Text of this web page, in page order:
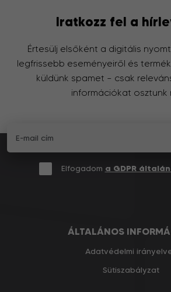
Iratkozz fel a
Értesülj elsőként a digitális
legfrissebb eseményeiről és
küldünk spamet – csak
információkat osztunk
Elfogadom a GDPR
ÁLTALÁNOS
Adatvédelmi
Sütiszabályzat